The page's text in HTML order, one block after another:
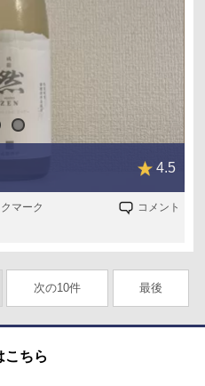
たまりません。
かかと言われると、まった
は感じないですが、裏のラ
メージした」と書いてある
ンチメンタルな感じはある
4.5
マーク コメント
次の10件 最後
こちら